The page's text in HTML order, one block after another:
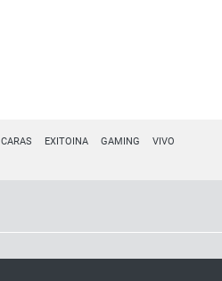
CARAS EXITOINA GAMING VIVO